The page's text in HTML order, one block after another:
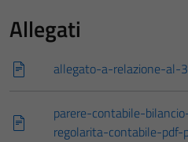
Allegati
allegato-a-relazione-al-
parere-contabile-
regolarita-contabile-